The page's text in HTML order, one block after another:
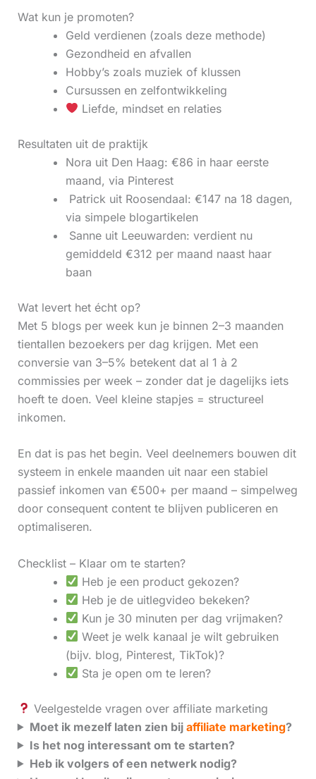
Wat kun je promoten?
Geld verdienen (zoals deze methode)
Gezondheid en afvallen
Hobby’s zoals muziek of klussen
Cursussen en zelfontwikkeling
Liefde, mindset en relaties
Resultaten uit de praktijk
Nora uit Den Haag: €86 in haar eerste
maand, via Pinterest
‍ Patrick uit Roosendaal: €147 na 18 dagen,
via simpele blogartikelen
‍ Sanne uit Leeuwarden: verdient nu
gemiddeld €312 per maand naast haar
baan
Wat levert het écht op?
Met 5 blogs per week kun je binnen 2–3 maanden
tientallen bezoekers per dag krijgen. Met een
conversie van 3–5% betekent dat al 1 à 2
commissies per week – zonder dat je dagelijks iets
hoeft te doen. Veel kleine stapjes = structureel
inkomen.
En dat is pas het begin. Veel deelnemers bouwen dit
systeem in enkele maanden uit naar een stabiel
passief inkomen van €500+ per maand – simpelweg
door consequent content te blijven publiceren en
optimaliseren.
Checklist – Klaar om te starten?
Heb je een product gekozen?
Heb je de uitlegvideo bekeken?
Kun je 30 minuten per dag vrijmaken?
Weet je welk kanaal je wilt gebruiken
(bijv. blog, Pinterest, TikTok)?
Sta je open om te leren?
Veelgestelde vragen over affiliate marketing
Moet ik mezelf laten zien bij affiliate marketing?
Is het nog interessant om te starten?
Heb ik volgers of een netwerk nodig?